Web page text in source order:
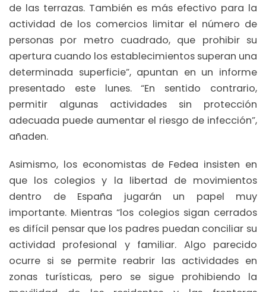
de las terrazas. También es más efectivo para la
actividad de los comercios limitar el número de
personas por metro cuadrado, que prohibir su
apertura cuando los establecimientos superan una
determinada superficie”, apuntan en un informe
presentado este lunes. “En sentido contrario,
permitir algunas actividades sin protección
adecuada puede aumentar el riesgo de infección”,
añaden.
Asimismo, los economistas de Fedea insisten en
que los colegios y la libertad de movimientos
dentro de España jugarán un papel muy
importante. Mientras “los colegios sigan cerrados
es difícil pensar que los padres puedan conciliar su
actividad profesional y familiar. Algo parecido
ocurre si se permite reabrir las actividades en
zonas turísticas, pero se sigue prohibiendo la